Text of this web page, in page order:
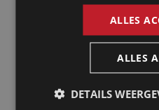
ALLES
ALLES
DETAILS